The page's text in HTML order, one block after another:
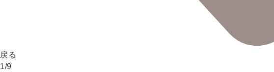
戻る
1/9